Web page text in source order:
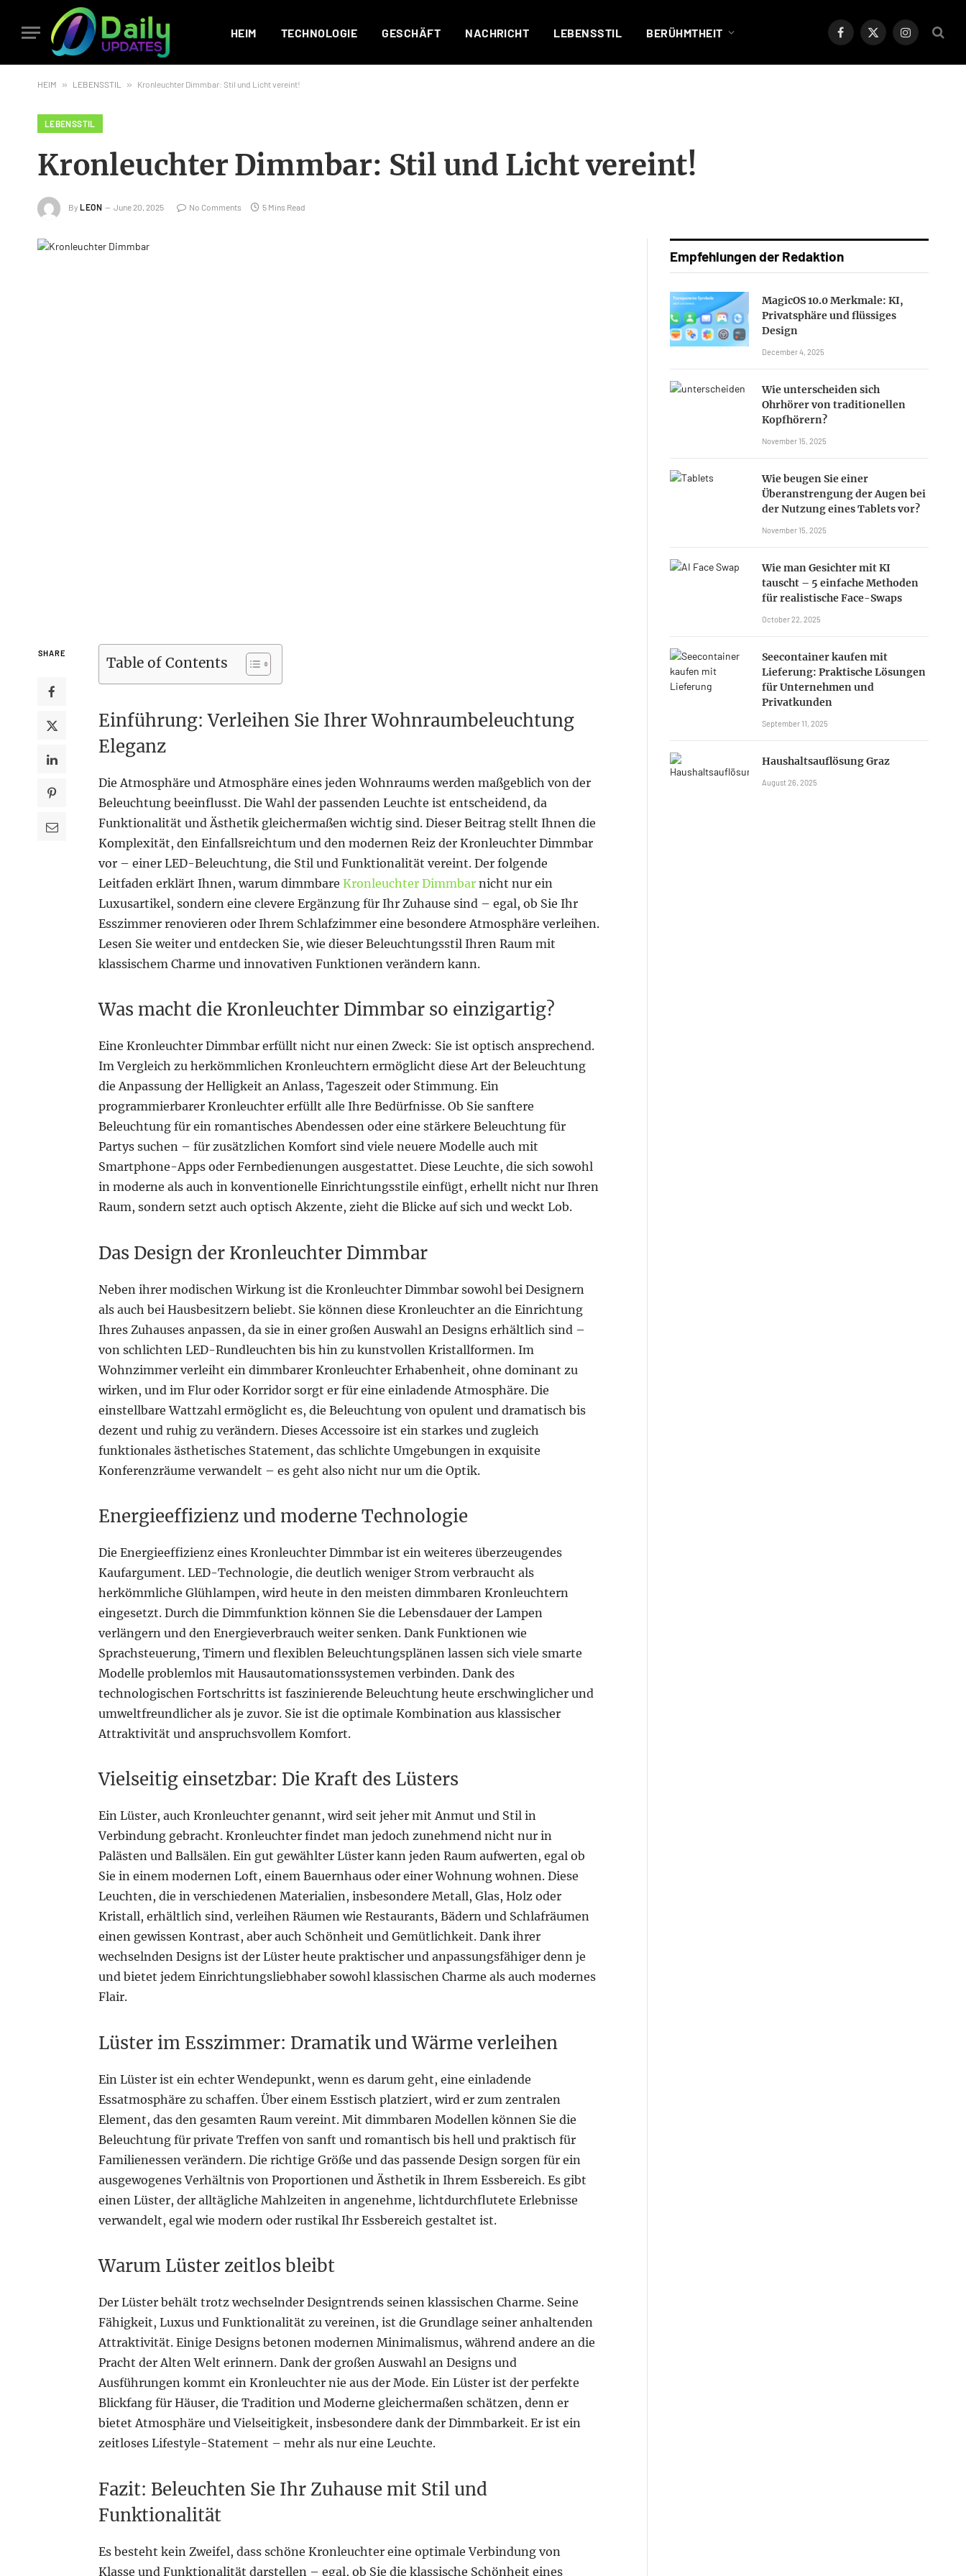
HEIM TECHNOLOGIE GESCHÄFT NACHRICHT LEBENSSTIL BERÜHMTHEIT Facebook
X
Instagram
HEIM » LEBENSSTIL » Kronleuchter Dimmbar: Stil und Licht vereint!
LEBENSSTIL
Kronleuchter Dimmbar: Stil und Licht vereint!
By LEON June 20, 2025 No Comments 5 Mins Read
SHARE
Table of Contents
Einführung: Verleihen Sie Ihrer Wohnraumbeleuchtung
Eleganz
Die Atmosphäre und Atmosphäre eines jeden Wohnraums werden maßgeblich von der
Beleuchtung beeinflusst. Die Wahl der passenden Leuchte ist entscheidend, da
Funktionalität und Ästhetik gleichermaßen wichtig sind. Dieser Beitrag stellt Ihnen die
Komplexität, den Einfallsreichtum und den modernen Reiz der Kronleuchter Dimmbar
vor – einer LED-Beleuchtung, die Stil und Funktionalität vereint. Der folgende
Leitfaden erklärt Ihnen, warum dimmbare Kronleuchter Dimmbarnicht nur ein
Luxusartikel, sondern eine clevere Ergänzung für Ihr Zuhause sind – egal, ob Sie Ihr
Esszimmer renovieren oder Ihrem Schlafzimmer eine besondere Atmosphäre verleihen.
Lesen Sie weiter und entdecken Sie, wie dieser Beleuchtungsstil Ihren Raum mit
klassischem Charme und innovativen Funktionen verändern kann.
Was macht die Kronleuchter Dimmbar so einzigartig?
Eine Kronleuchter Dimmbar erfüllt nicht nur einen Zweck: Sie ist optisch ansprechend.
Im Vergleich zu herkömmlichen Kronleuchtern ermöglicht diese Art der Beleuchtung
die Anpassung der Helligkeit an Anlass, Tageszeit oder Stimmung. Ein
programmierbarer Kronleuchter erfüllt alle Ihre Bedürfnisse. Ob Sie sanftere
Beleuchtung für ein romantisches Abendessen oder eine stärkere Beleuchtung für
Partys suchen – für zusätzlichen Komfort sind viele neuere Modelle auch mit
Smartphone-Apps oder Fernbedienungen ausgestattet. Diese Leuchte, die sich sowohl
in moderne als auch in konventionelle Einrichtungsstile einfügt, erhellt nicht nur Ihren
Raum, sondern setzt auch optisch Akzente, zieht die Blicke auf sich und weckt Lob.
Das Design der Kronleuchter Dimmbar
Neben ihrer modischen Wirkung ist die Kronleuchter Dimmbar sowohl bei Designern
als auch bei Hausbesitzern beliebt. Sie können diese Kronleuchter an die Einrichtung
Ihres Zuhauses anpassen, da sie in einer großen Auswahl an Designs erhältlich sind –
von schlichten LED-Rundleuchten bis hin zu kunstvollen Kristallformen. Im
Wohnzimmer verleiht ein dimmbarer Kronleuchter Erhabenheit, ohne dominant zu
wirken, und im Flur oder Korridor sorgt er für eine einladende Atmosphäre. Die
einstellbare Wattzahl ermöglicht es, die Beleuchtung von opulent und dramatisch bis
dezent und ruhig zu verändern. Dieses Accessoire ist ein starkes und zugleich
funktionales ästhetisches Statement, das schlichte Umgebungen in exquisite
Konferenzräume verwandelt – es geht also nicht nur um die Optik.
Energieeffizienz und moderne Technologie
Die Energieeffizienz eines Kronleuchter Dimmbar ist ein weiteres überzeugendes
Kaufargument. LED-Technologie, die deutlich weniger Strom verbraucht als
herkömmliche Glühlampen, wird heute in den meisten dimmbaren Kronleuchtern
eingesetzt. Durch die Dimmfunktion können Sie die Lebensdauer der Lampen
verlängern und den Energieverbrauch weiter senken. Dank Funktionen wie
Sprachsteuerung, Timern und flexiblen Beleuchtungsplänen lassen sich viele smarte
Modelle problemlos mit Hausautomationssystemen verbinden. Dank des
technologischen Fortschritts ist faszinierende Beleuchtung heute erschwinglicher und
umweltfreundlicher als je zuvor. Sie ist die optimale Kombination aus klassischer
Attraktivität und anspruchsvollem Komfort.
Vielseitig einsetzbar: Die Kraft des Lüsters
Ein Lüster, auch Kronleuchter genannt, wird seit jeher mit Anmut und Stil in
Verbindung gebracht. Kronleuchter findet man jedoch zunehmend nicht nur in
Palästen und Ballsälen. Ein gut gewählter Lüster kann jeden Raum aufwerten, egal ob
Sie in einem modernen Loft, einem Bauernhaus oder einer Wohnung wohnen. Diese
Leuchten, die in verschiedenen Materialien, insbesondere Metall, Glas, Holz oder
Kristall, erhältlich sind, verleihen Räumen wie Restaurants, Bädern und Schlafräumen
einen gewissen Kontrast, aber auch Schönheit und Gemütlichkeit. Dank ihrer
wechselnden Designs ist der Lüster heute praktischer und anpassungsfähiger denn je
und bietet jedem Einrichtungsliebhaber sowohl klassischen Charme als auch modernes
Flair.
Lüster im Esszimmer: Dramatik und Wärme verleihen
Ein Lüster ist ein echter Wendepunkt, wenn es darum geht, eine einladende
Essatmosphäre zu schaffen. Über einem Esstisch platziert, wird er zum zentralen
Element, das den gesamten Raum vereint. Mit dimmbaren Modellen können Sie die
Beleuchtung für private Treffen von sanft und romantisch bis hell und praktisch für
Familienessen verändern. Die richtige Größe und das passende Design sorgen für ein
ausgewogenes Verhältnis von Proportionen und Ästhetik in Ihrem Essbereich. Es gibt
einen Lüster, der alltägliche Mahlzeiten in angenehme, lichtdurchflutete Erlebnisse
verwandelt, egal wie modern oder rustikal Ihr Essbereich gestaltet ist.
Warum Lüster zeitlos bleibt
Der Lüster behält trotz wechselnder Designtrends seinen klassischen Charme. Seine
Fähigkeit, Luxus und Funktionalität zu vereinen, ist die Grundlage seiner anhaltenden
Attraktivität. Einige Designs betonen modernen Minimalismus, während andere an die
Pracht der Alten Welt erinnern. Dank der großen Auswahl an Designs und
Ausführungen kommt ein Kronleuchter nie aus der Mode. Ein Lüster ist der perfekte
Blickfang für Häuser, die Tradition und Moderne gleichermaßen schätzen, denn er
bietet Atmosphäre und Vielseitigkeit, insbesondere dank der Dimmbarkeit. Er ist ein
zeitloses Lifestyle-Statement – ​​mehr als nur eine Leuchte.
Fazit: Beleuchten Sie Ihr Zuhause mit Stil und
Funktionalität
Es besteht kein Zweifel, dass schöne Kronleuchter eine optimale Verbindung von
Klasse und Funktionalität darstellen – egal, ob Sie die klassische Schönheit eines
Empfehlungen der Redaktion
MagicOS 10.0 Merkmale: KI,
Privatsphäre und flüssiges
Design
December 4, 2025
Wie unterscheiden sich
Ohrhörer von traditionellen
Kopfhörern?
November 15, 2025
Wie beugen Sie einer
Überanstrengung der Augen bei
der Nutzung eines Tablets vor?
November 15, 2025
Wie man Gesichter mit KI
tauscht – 5 einfache Methoden
für realistische Face-Swaps
October 22, 2025
Seecontainer kaufen mit
Lieferung: Praktische Lösungen
für Unternehmen und
Privatkunden
September 11, 2025
Haushaltsauflösung Graz
August 26, 2025